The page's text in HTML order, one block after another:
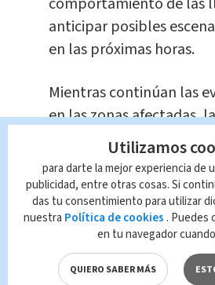
anticipar posibles
en las próximas horas.
Mientras continúan las
en las zonas afectadas,
autoridades hicieron un
población a
reportes oficiales, evitar
sectores inundados y
cualquier emergencia a
canales habilitados.
Utilizamos
para darte la mejor experiencia de
publicidad, entre otras cosas. Si
das tu consentimiento para utilizar
nuestra Política de cookies . Puedes
en tu navegador
QUIERO SABER MÁS